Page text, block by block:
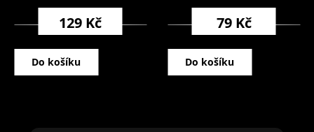
129 Kč
Do košíku
79 Kč
Do košíku